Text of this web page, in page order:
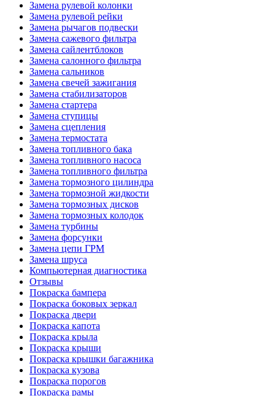
Замена рулевой колонки
Замена рулевой рейки
Замена рычагов подвески
Замена сажевого фильтра
Замена сайлентблоков
Замена салонного фильтра
Замена сальников
Замена свечей зажигания
Замена стабилизаторов
Замена стартера
Замена ступицы
Замена сцепления
Замена термостата
Замена топливного бака
Замена топливного насоса
Замена топливного фильтра
Замена тормозного цилиндра
Замена тормозной жидкости
Замена тормозных дисков
Замена тормозных колодок
Замена турбины
Замена форсунки
Замена цепи ГРМ
Замена шруса
Компьютерная диагностика
Отзывы
Покраска бампера
Покраска боковых зеркал
Покраска двери
Покраска капота
Покраска крыла
Покраска крыши
Покраска крышки багажника
Покраска кузова
Покраска порогов
Покраска рамы